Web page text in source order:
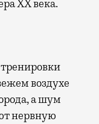
XX века.
воздухе
а шум
нервную